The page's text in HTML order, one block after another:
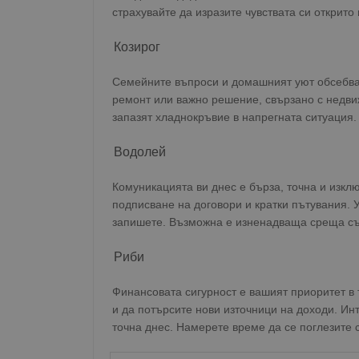
страхувайте да изразите чувствата си
Козирог
Семейните въпроси и домашният уют
ремонт или важно решение, свързано с
запазят хладнокръвие в напрегната
Водолей
Комуникацията ви днес е бърза, точна и
подписване на договори и кратки
запишете. Възможна е изненадваща среща
Риби
Финансовата сигурност е вашият приоритет
и да потърсите нови източници на доходи.
точна днес. Намерете време да се поглезите
Име
__gfp_s_64b
_sharedID_cst
Gdyn
Име
YSC
Име
_sharedID
Meta
Inc.
Име
__Secure-
cfzs_google-
cfz_google-analytics_v4